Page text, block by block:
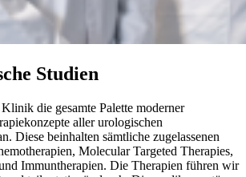
Studien
die gesamte Palette moderner
aller urologischen
Diese beinhalten sämtliche zugelassenen
Molecular Targeted Therapies,
Immuntherapien. Die Therapien führen wir